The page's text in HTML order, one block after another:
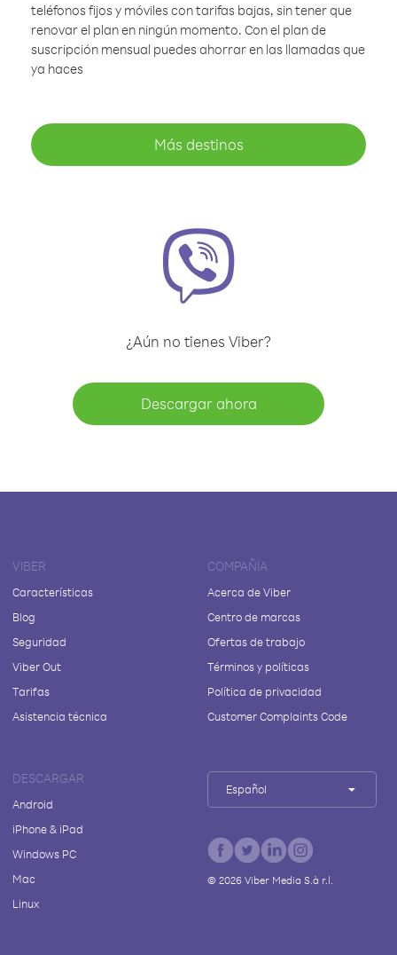
teléfonos fijos y móviles con tarifas bajas, sin tener que
renovar el plan en ningún momento. Con el plan de
suscripción mensual puedes ahorrar en las llamadas que
ya haces
Más destinos
¿Aún no tienes Viber?
Descargar ahora
VIBER
Características
Blog
Seguridad
Viber Out
Tarifas
Asistencia técnica
COMPAÑÍA
Acerca de Viber
Centro de marcas
Ofertas de trabajo
Términos y políticas
Política de privacidad
Customer Complaints Code
DESCARGAR
Android
iPhone & iPad
Windows PC
Mac
Linux
Español
© 2026Viber Media S.à r.l.